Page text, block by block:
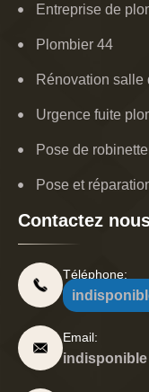
Entreprise de
Plombier 44
Rénovation salle
Urgence fuite
Pose de
Pose et
Contactez
Téléphone:
Email:
indisponible